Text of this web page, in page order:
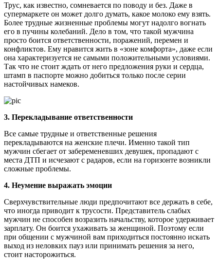
Трус, как известно, сомневается по поводу и без. Даже в
супермаркете он может долго думать, какое молоко ему взять.
Более трудные жизненные проблемы могут надолго вогнать
его в пучины колебаний. Дело в том, что такой мужчина
просто боится ответственности, поражений, перемен и
конфликтов. Ему нравится жить в «зоне комфорта», даже если
она характеризуется не самыми положительными условиями.
Так что не стоит ждать от него предложения руки и сердца,
штамп в паспорте можно добиться только после серии
настойчивых намеков.
3. Перекладывание ответственности
Все самые трудные и ответственные решения
перекладываются на женские плечи. Именно такой тип
мужчин сбегает от забеременевших девушек, пропадают с
места ДТП и исчезают с радаров, если на горизонте возникли
сложные проблемы.
4. Неумение выражать эмоции
Сверхчувствительные люди предпочитают все держать в себе,
что иногда приводит к трусости. Представитель слабых
мужчин не способен возразить начальству, которое удерживает
зарплату. Он боится ухаживать за женщиной. Поэтому если
при общении с мужчиной вам приходиться постоянно искать
выход из неловких пауз или принимать решения за него,
стоит насторожиться.